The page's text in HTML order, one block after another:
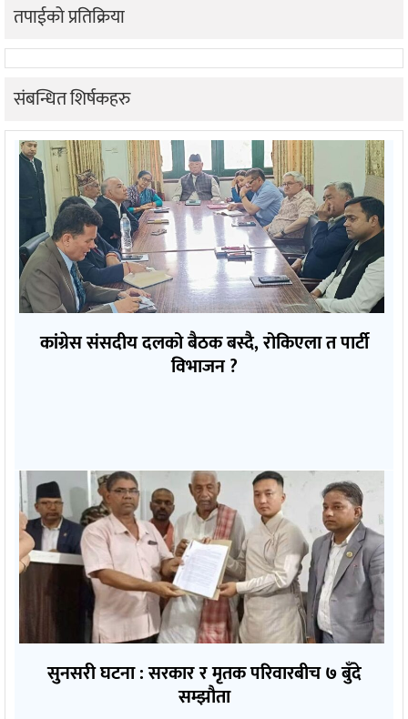
तपाईको प्रतिक्रिया
संबन्धित शिर्षकहरु
कांग्रेस संसदीय दलको बैठक बस्दै, रोकिएला त पार्टी
विभाजन ?
सुनसरी घटना : सरकार र मृतक परिवारबीच ७ बुँदे
सम्झौता